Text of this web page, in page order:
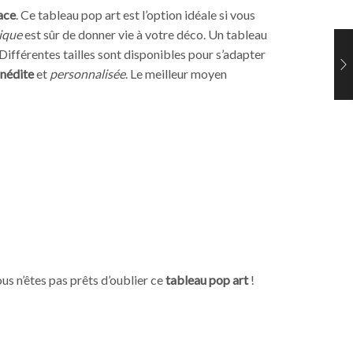
. Ce tableau pop art est l’option idéale si vous
est sûr de donner vie à votre déco. Un tableau
tailles sont disponibles pour s’adapter
et personnalisée. Le meilleur moyen
n’êtes pas prêts d’oublier cetableau pop art!